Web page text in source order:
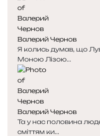
Валерий Чернов
Я колись думав, що
Моною Лізою...
Валерий Чернов
Та у нас половина
сміттям ки...